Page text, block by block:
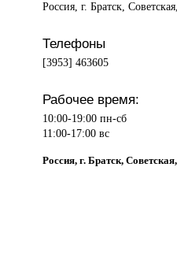
Россия, г. Братск,
Телефоны
[3953] 463605
Рабочее время:
10:00-19:00 пн-сб
11:00-17:00 вс
Россия, г. Братск,